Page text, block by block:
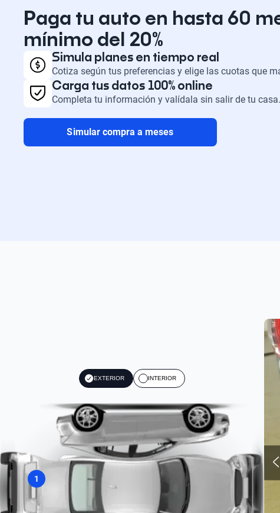
Paga tu auto en hasta 60
mínimo del 20%
Simula planes en tiempo real
Cotiza según tus preferencias y elige las cuotas que
Carga tus datos 100% online
Completa tu información y valídala sin salir de tu casa.
Simular compra a meses
EXTERIOR INTERIOR
1